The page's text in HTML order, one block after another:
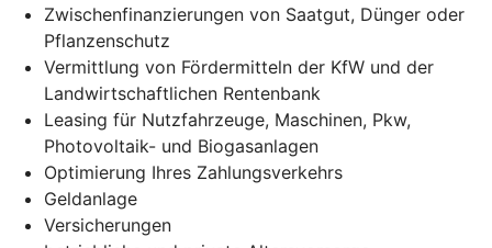
Zwischenfinanzierungen von Saatgut, Dünger oder
Pflanzenschutz
Vermittlung von Fördermitteln der KfW und der
Landwirtschaftlichen Rentenbank
Leasing für Nutzfahrzeuge, Maschinen, Pkw,
Photovoltaik- und Biogasanlagen
Optimierung Ihres Zahlungsverkehrs
Geldanlage
Versicherungen